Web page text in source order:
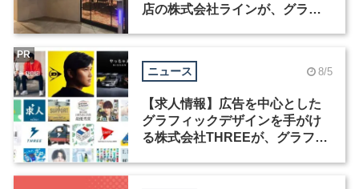
店の株式会社ラインが、グラフ
ニュース 8/5
【求人情報】広告を中心とした
グラフィックデザインを手がけ
る株式会社THREEが、グラフィ
PR